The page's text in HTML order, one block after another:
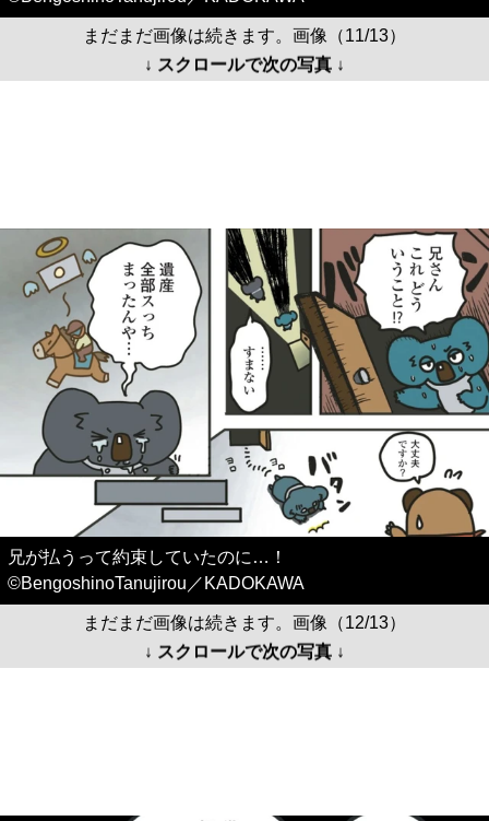
まだまだ画像は続きます。画像（11/13）
↓ スクロールで次の写真 ↓
兄が払うって約束していたのに…！
©BengoshinoTanujirou／KADOKAWA
まだまだ画像は続きます。画像（12/13）
↓ スクロールで次の写真 ↓